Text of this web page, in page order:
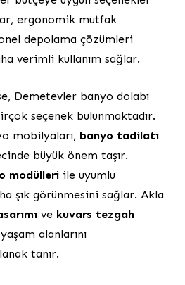
ergonomik mutfak
depolama çözümleri
verimli kullanım sağlar.
Demetevler banyo dolabı
seçenek bulunmaktadır.
mobilyaları, banyo tadilatı
büyük önem taşır.
modülleri ile uyumlu
şık görünmesini sağlar. Akla
ve kuvars tezgah
alanlarını
tanır.